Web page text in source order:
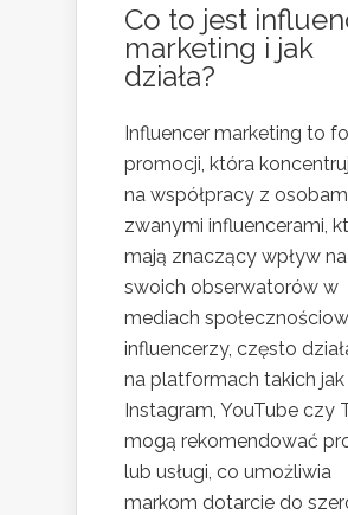
Co to jest
marketing i jak
działa?
Influencer marketing to
promocji, która
na współpracy z
zwanymi influencerami,
mają znaczący wpływ na
swoich obserwatorów w
mediach
influencerzy, często
na platformach takich jak
Instagram, YouTube czy
mogą rekomendować
lub usługi, co umożliwia
markom dotarcie do